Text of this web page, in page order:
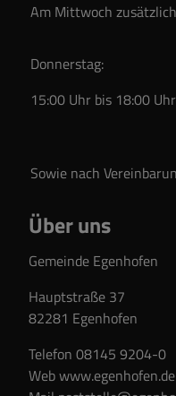
Am Mittwoch
Donnerstag:
15:00 Uhr bis 18:00 Uhr
Sowie nach
Über uns
Gemeinde Egenhofen
Hauptstraße 37
82281 Egenhofen
Telefon 08145 9204-0
Webwww.egenhofen.de